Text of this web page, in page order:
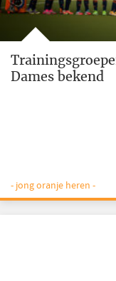
Dames bekend
- jong oranje heren -